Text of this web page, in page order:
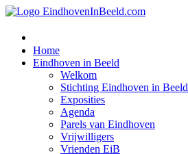
Home
Eindhoven in Beeld
Welkom
Stichting Eindhoven in Beeld
Exposities
Agenda
Parels van Eindhoven
Vrijwilligers
Vrienden EiB